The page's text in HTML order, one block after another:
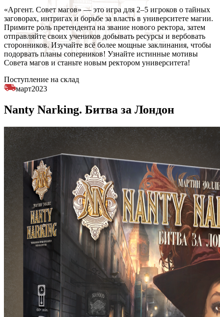
«Аргент. Совет магов» — это игра для 2–5 игроков о тайных
заговорах, интригах и борьбе за власть в университете магии.
Примите роль претендента на звание нового ректора, затем
отправляйте своих учеников добывать ресурсы и вербовать
сторонников. Изучайте всё более мощные заклинания, чтобы
подорвать планы соперников! Узнайте истинные мотивы
Совета магов и станьте новым ректором университета!
Поступление на склад
март2023
Nanty Narking. Битва за Лондон